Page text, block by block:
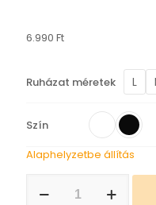
6.990 Ft
Ruházat méretek L
Szín
Alaphelyzetbe állítás
Style